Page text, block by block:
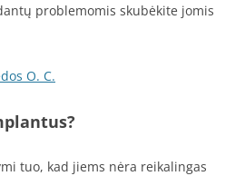
problemomis skubėkite jomis
O. C.
tuo, kad jiems nėra reikalingas